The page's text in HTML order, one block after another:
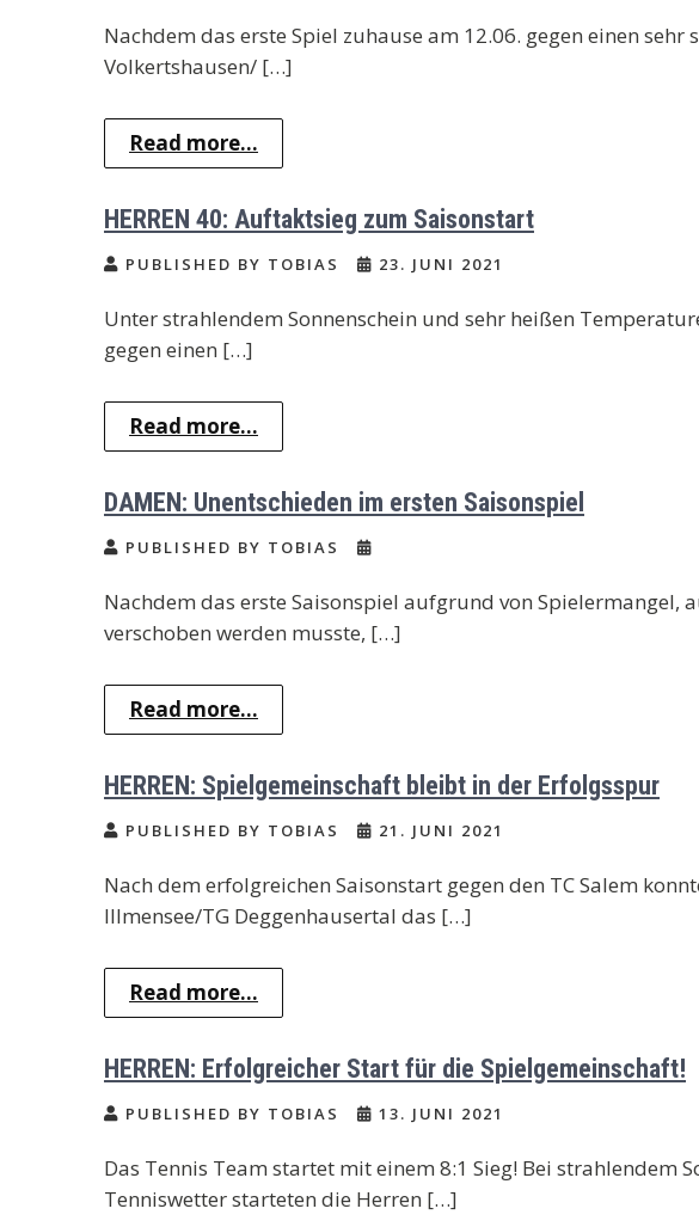
Nachdem das erste Spiel zuhause am 12.06. gegen einen
Volkertshausen/ […]
Read more...
HERREN 40: Auftaktsieg zum Saisonstart
PUBLISHED BY TOBIAS 23. JUNI 2021
Unter strahlendem Sonnenschein und sehr heißen
gegen einen […]
Read more...
DAMEN: Unentschieden im ersten Saisonspiel
PUBLISHED BY TOBIAS
Nachdem das erste Saisonspiel aufgrund von Spielermangel,
verschoben werden musste, […]
Read more...
HERREN: Spielgemeinschaft bleibt in der Erfolgsspur
PUBLISHED BY TOBIAS 21. JUNI 2021
Nach dem erfolgreichen Saisonstart gegen den TC Salem
Illmensee/TG Deggenhausertal das […]
Read more...
HERREN: Erfolgreicher Start für die Spielgemeinschaft!
PUBLISHED BY TOBIAS 13. JUNI 2021
Das Tennis Team startet mit einem 8:1 Sieg! Bei strahlendem
Tenniswetter starteten die Herren […]